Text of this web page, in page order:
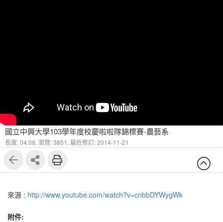
國立中興大學103學年度校慶啦啦隊錦標賽-農藝系
長度: 04:08, 瀏覽: 3851, 最近修訂: 2014-11-21
來源 : http://www.youtube.com/watch?v=cnbbDYWygWk
附件: